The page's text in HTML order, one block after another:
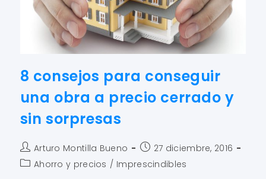
8 consejos para conseguir
una obra a precio cerrado y
sin sorpresas
Arturo Montilla Bueno
27 diciembre, 2016
Ahorro y precios / Imprescindibles